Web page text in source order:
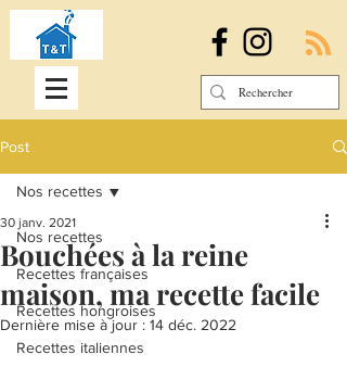
Post
Nos recettes
Recettes françaises
Recettes hongroises
Recettes italiennes
Nos recettes
Bouchées à la reine
maison, ma recette facile
30 janv. 2021
Dernière mise à jour : 14 déc. 2022